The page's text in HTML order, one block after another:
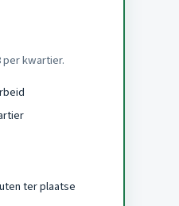
per kwartier.
ter plaatse